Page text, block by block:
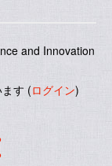
and Innovation
す (ログイン)